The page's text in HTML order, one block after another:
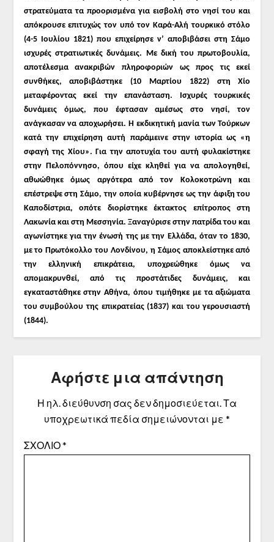
στρατεύματα τα προορισμένα για εισβολή στο νησί του και
απόκρουσε επιτυχώς τον υπό τον Καρά-Αλή τουρκικό στόλο
(4-5 Ιουλίου 1821) που επιχείρησε ν’ αποβιβάσει στη Σάμο
ισχυρές στρατιωτικές δυνάμεις. Με δική του πρωτοβουλία,
αποτέλεσμα ανακριβών πληροφοριών ως προς τις εκεί
συνθήκες, αποβιβάστηκε (10 Μαρτίου 1822) στη Χίο
μεταφέροντας εκεί την επανάσταση. Ισχυρές τουρκικές
δυνάμεις όμως, που έφτασαν αμέσως στο νησί, τον
ανάγκασαν να αποχωρήσει. Η εκδικητική μανία των Τούρκων
κατά την επιχείρηση αυτή παράμεινε στην ιστορία ως «η
σφαγή της Χίου». Για την αποτυχία του αυτή φυλακίστηκε
στην Πελοπόννησο, όπου είχε κληθεί για να απολογηθεί,
αθωώθηκε όμως αργότερα από τον Κολοκοτρώνη και
επέστρεψε στη Σάμο, την οποία κυβέρνησε ως την άφιξη του
Καποδίστρια, οπότε διορίστηκε έκτακτος επίτροπος στη
Λακωνία και στη Μεσσηνία. Ξαναγύρισε στην πατρίδα του και
αγωνίστηκε για την ένωσή της με την Ελλάδα, όταν το 1830,
με το Πρωτόκολλο του Λονδίνου, η Σάμος αποκλείστηκε από
την ελληνική επικράτεια, υποχρεώθηκε όμως να
απομακρυνθεί, από τις προστάτιδες δυνάμεις, και
εγκαταστάθηκε στην Αθήνα, όπου τιμήθηκε με τα αξιώματα
του συμβούλου της επικρατείας (1837) και του γερουσιαστή
(1844).
Αφήστε μια απάντηση
Η ηλ. διεύθυνση σας δεν δημοσιεύεται.Τα
υποχρεωτικά πεδία σημειώνονται με *
ΣΧΌΛΙΟ*